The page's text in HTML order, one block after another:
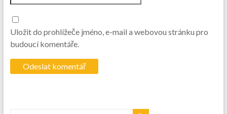
Uložit do prohlížeče jméno, e-mail a webovou stránku pro
budoucí komentáře.